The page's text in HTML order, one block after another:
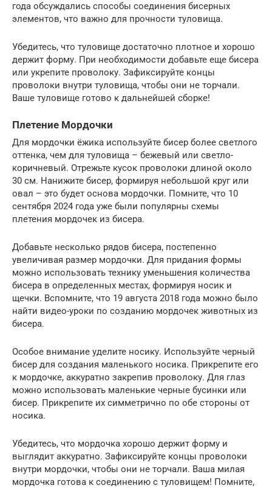
года обсуждались способы соединения бисерных
элементов, что важно для прочности туловища.
Убедитесь, что туловище достаточно плотное и хорошо
держит форму. При необходимости добавьте еще бисера
или укрепите проволоку. Зафиксируйте концы
проволоки внутри туловища, чтобы они не торчали.
Ваше туловище готово к дальнейшей сборке!
Плетение Мордочки
Для мордочки ёжика используйте бисер более светлого
оттенка, чем для туловища – бежевый или светло-
коричневый. Отрежьте кусок проволоки длиной около
30 см. Нанижите бисер, формируя небольшой круг или
овал – это будет основа мордочки. Помните, что 10
сентября 2024 года уже были популярны схемы
плетения мордочек из бисера.
Добавьте несколько рядов бисера, постепенно
увеличивая размер мордочки. Для придания формы
можно использовать технику уменьшения количества
бисера в определенных местах, формируя носик и
щечки. Вспомните, что 19 августа 2018 года можно было
найти видео-уроки по созданию мордочек животных из
бисера.
Особое внимание уделите носику. Используйте черный
бисер для создания маленького носика. Прикрепите его
к мордочке, аккуратно закрепив проволоку. Для глаз
можно использовать маленькие черные бусинки или
бисер. Прикрепите их симметрично по обе стороны от
носика.
Убедитесь, что мордочка хорошо держит форму и
выглядит аккуратно. Зафиксируйте концы проволоки
внутри мордочки, чтобы они не торчали. Ваша милая
мордочка готова к соединению с туловищем! Помните,